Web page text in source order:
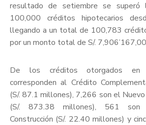
resultado de setiembre se
100,000 créditos hipotecarios
llegando a un total de 100,783
por un monto total de S/.
De los créditos otorgados en
corresponden al Crédito
(S/. 87.1 millones), 7,266 son el
(S/. 873.38 millones), 561
Construcción (S/. 22.40 millones) y